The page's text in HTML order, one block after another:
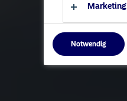
Marketing
Notwendig